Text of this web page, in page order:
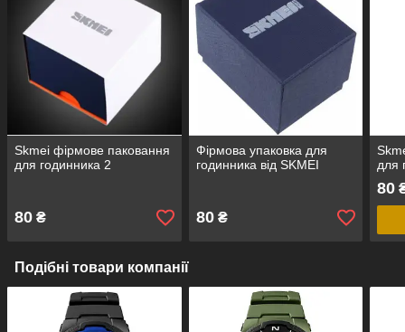
Skmei фірмове паковання
для годинника 2
80 ₴
Фірмова упаковка для
годинника від SKMEI
80₴
для
80
Подібні товари компанії